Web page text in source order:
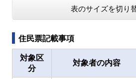
表のサイズを切り
住民票記載事項
対象区
分
対象者の内容